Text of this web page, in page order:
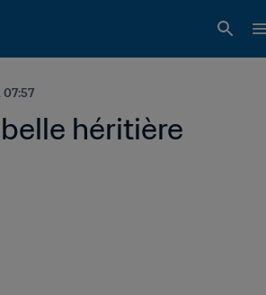
07:57
héritière